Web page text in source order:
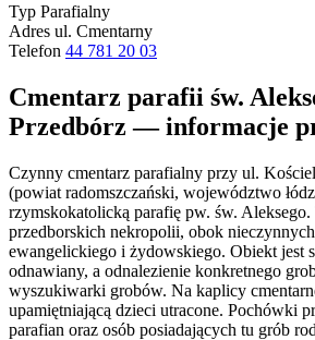
Typ Parafialny
Adres ul. Cmentarny
Telefon 44 781 20 03
Cmentarz parafii św.
Przedbórz — informacje
Czynny cmentarz parafialny przy ul.
(powiat radomszczański, województwo
rzymskokatolicką parafię pw. św. Aleksego.
przedborskich nekropolii, obok
ewangelickiego i żydowskiego. Obiekt jest
odnawiany, a odnalezienie konkretnego
wyszukiwarki grobów. Na kaplicy
upamiętniającą dzieci utracone. Pochówki
parafian oraz osób posiadających tu grób